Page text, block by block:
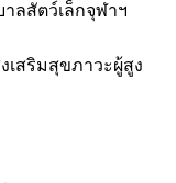
าลสัตว์เล็กจุฬาฯ
เสริมสุขภาวะผู้สูง